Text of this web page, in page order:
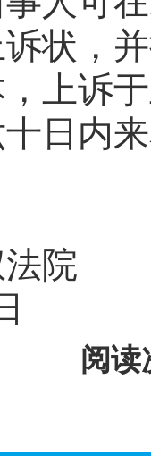
状，
上诉
日内
院
阅读